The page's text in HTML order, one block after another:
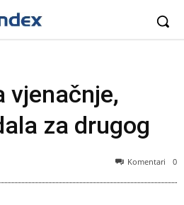
vjenačnje,
za drugog
Komentari 0